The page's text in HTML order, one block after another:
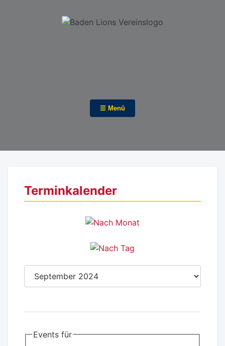
☰ Menü
Terminkalender
Events für